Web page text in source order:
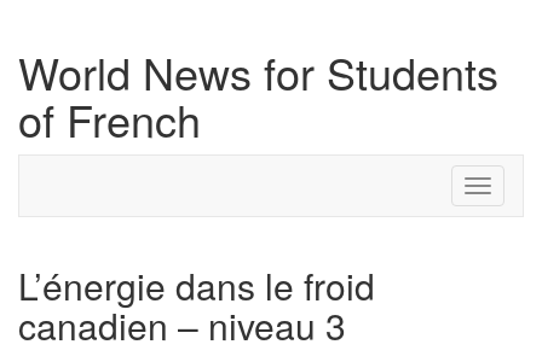
World News for Students
of French
Toggle
L’énergie dans le froid
canadien – niveau 3